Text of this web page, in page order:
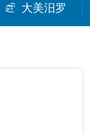
大美汨罗